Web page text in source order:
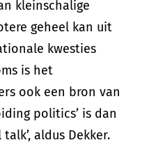
kleinschalige
geheel kan uit
kwesties
is het
ook een bron van
politics’ is dan
aldus Dekker.